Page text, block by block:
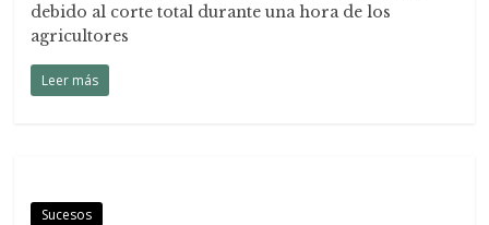
debido al corte total durante una hora de los
agricultores
Leer más
Sucesos